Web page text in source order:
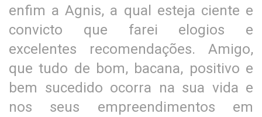
enfim a Agnis, a qual esteja ciente e
convicto que farei elogios e
excelentes recomendações. Amigo,
que tudo de bom, bacana, positivo e
bem sucedido ocorra na sua vida e
nos seus empreendimentos em